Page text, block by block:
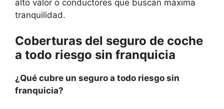
alto valor o conductores que buscan máxima
tranquilidad.
Coberturas del seguro de coche
a todo riesgo sin franquicia
¿Qué cubre un seguro a todo riesgo sin
franquicia?